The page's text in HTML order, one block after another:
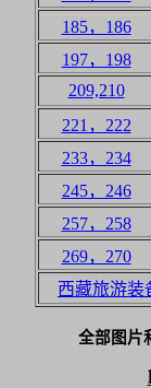
185，186
197，198
209,210
221，222
233，234
245，246
257，258
269，270
西藏旅游装
全部图片